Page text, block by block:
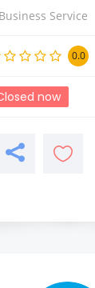
Business Service
0.0
now